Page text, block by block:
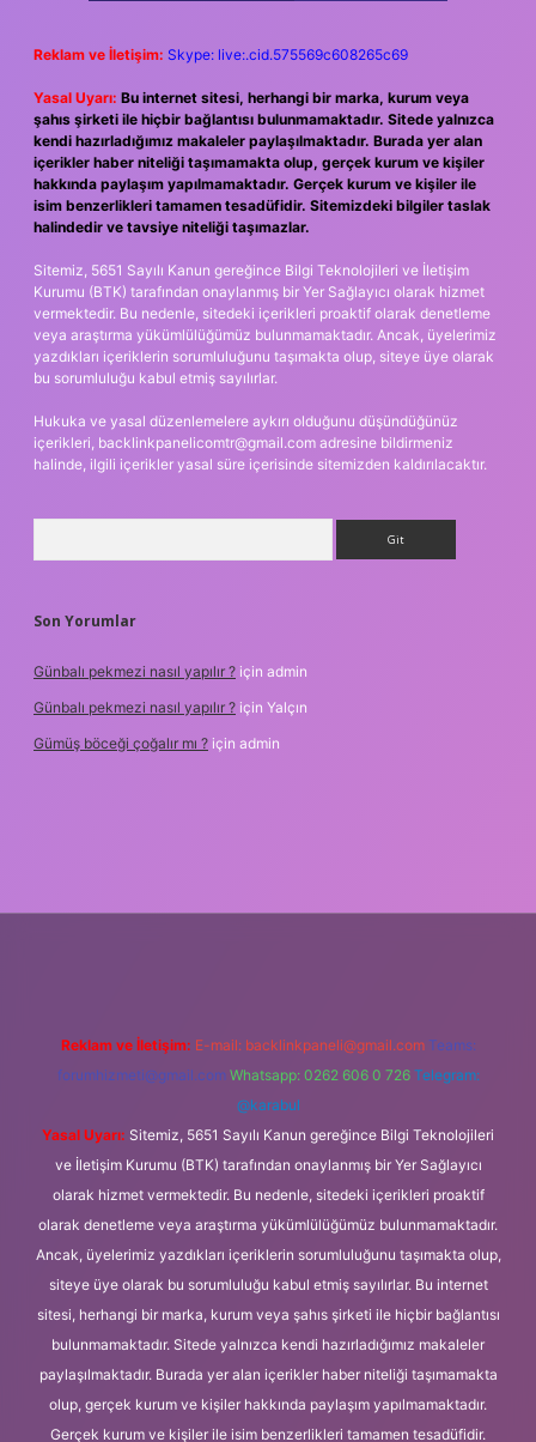
Reklam ve İletişim: Skype: live:.cid.575569c608265c69
Yasal Uyarı: Bu internet sitesi, herhangi bir marka, kurum veya
şahıs şirketi ile hiçbir bağlantısı bulunmamaktadır. Sitede yalnızca
kendi hazırladığımız makaleler paylaşılmaktadır. Burada yer alan
içerikler haber niteliği taşımamakta olup, gerçek kurum ve kişiler
hakkında paylaşım yapılmamaktadır. Gerçek kurum ve kişiler ile
isim benzerlikleri tamamen tesadüfidir. Sitemizdeki bilgiler taslak
halindedir ve tavsiye niteliği taşımazlar.
Sitemiz, 5651 Sayılı Kanun gereğince Bilgi Teknolojileri ve İletişim
Kurumu (BTK) tarafından onaylanmış bir Yer Sağlayıcı olarak hizmet
vermektedir. Bu nedenle, sitedeki içerikleri proaktif olarak denetleme
veya araştırma yükümlülüğümüz bulunmamaktadır. Ancak, üyelerimiz
yazdıkları içeriklerin sorumluluğunu taşımakta olup, siteye üye olarak
bu sorumluluğu kabul etmiş sayılırlar.
Hukuka ve yasal düzenlemelere aykırı olduğunu düşündüğünüz
içerikleri, backlinkpanelicomtr@gmail.com adresine bildirmeniz
halinde, ilgili içerikler yasal süre içerisinde sitemizden kaldırılacaktır.
Son Yorumlar
Günbalı pekmezi nasıl yapılır ? için admin
Günbalı pekmezi nasıl yapılır ? için Yalçın
Gümüş böceği çoğalır mı ? için admin
Reklam ve İletişim: E-mail: backlinkpaneli@gmail.com Teams:
forumhizmeti@gmail.com Whatsapp: 0262 606 0 726 Telegram:
@karabul
Yasal Uyarı: Sitemiz, 5651 Sayılı Kanun gereğince Bilgi Teknolojileri
ve İletişim Kurumu (BTK) tarafından onaylanmış bir Yer Sağlayıcı
olarak hizmet vermektedir. Bu nedenle, sitedeki içerikleri proaktif
olarak denetleme veya araştırma yükümlülüğümüz bulunmamaktadır.
Ancak, üyelerimiz yazdıkları içeriklerin sorumluluğunu taşımakta olup,
siteye üye olarak bu sorumluluğu kabul etmiş sayılırlar. Bu internet
sitesi, herhangi bir marka, kurum veya şahıs şirketi ile hiçbir bağlantısı
bulunmamaktadır. Sitede yalnızca kendi hazırladığımız makaleler
paylaşılmaktadır. Burada yer alan içerikler haber niteliği taşımamakta
olup, gerçek kurum ve kişiler hakkında paylaşım yapılmamaktadır.
Gerçek kurum ve kişiler ile isim benzerlikleri tamamen tesadüfidir.